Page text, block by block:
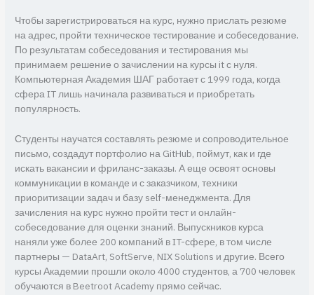
Чтобы зарегистрироваться на курс, нужно прислать резюме
на адрес, пройти техническое тестирование и собеседование.
По результатам собеседования и тестирования мы
принимаем решение о зачислении на курсы it с нуля.
Компьютерная Академия ШАГ работает с 1999 года, когда
сфера IT лишь начинала развиваться и приобретать
популярность.
Студенты научатся составлять резюме и сопроводительное
письмо, создадут портфолио на GitHub, поймут, как и где
искать вакансии и фриланс-заказы. А еще освоят основы
коммуникации в команде и с заказчиком, техники
приоритизации задач и базу self-менеджмента. Для
зачисления на курс нужно пройти тест и онлайн-
собеседование для оценки знаний. Выпускников курса
наняли уже более 200 компаний в IT-сфере, в том числе
партнеры — DataArt, SoftServe, NIX Solutions и другие. Всего
курсы Академии прошли около 4000 студентов, а 700 человек
обучаются в Beetroot Academy прямо сейчас.